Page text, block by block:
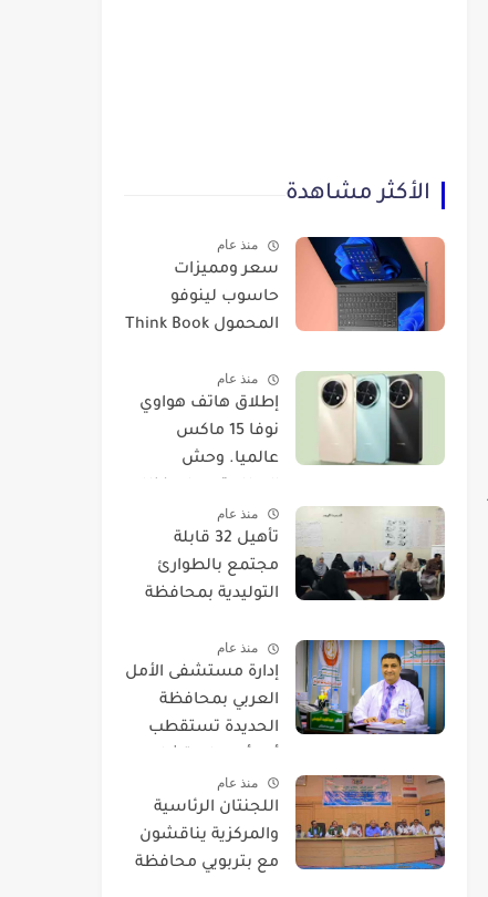
الأكثر مشاهدة
منذ عام
سعر ومميزات
حاسوب لينوفو
المحمول Think Book
منذ عام
​إطلاق هاتف هواوي
نوفا 15 ماكس
عالميا. وحش
EMUI 14.
منذ عام
تأهيل 32 قابلة
مجتمع بالطوارئ
التوليدية بمحافظة
منذ عام
إدارة مستشفى الأمل
العربي بمحافظة
الحديدة تستقطب
العيون.
منذ عام
اللجنتان الرئاسية
والمركزية يناقشون
مع بتربويي محافظة